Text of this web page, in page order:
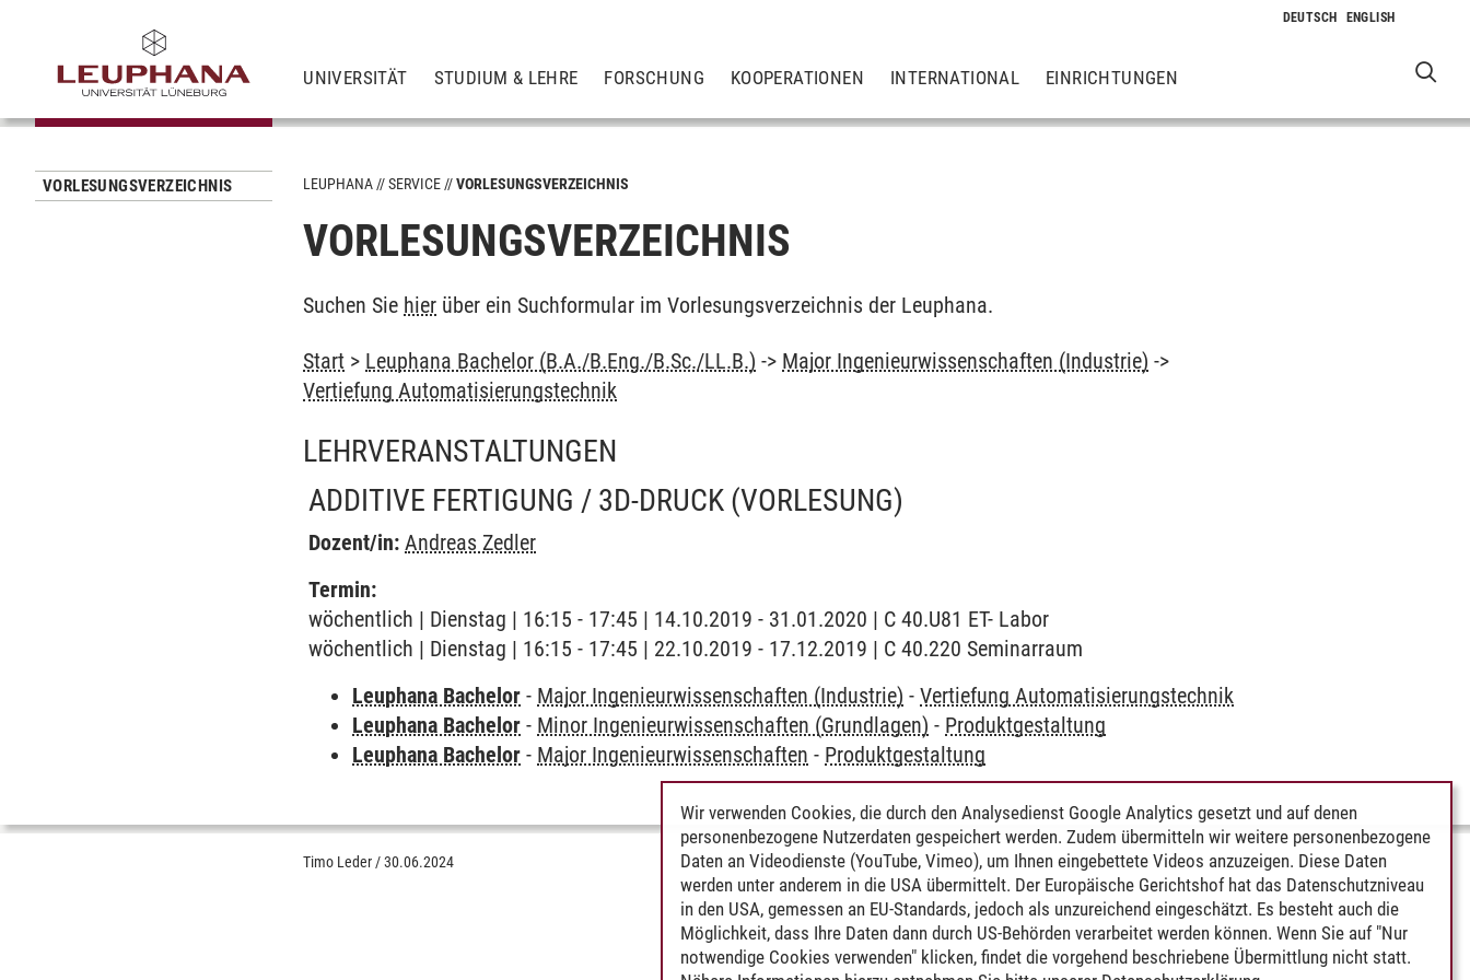
UNIVERSITÄT STUDIUM & LEHRE FORSCHUNG KOOPERATIONEN INTERNATIONAL EINRICHTUNGEN
VORLESUNGSVERZEICHNIS LEUPHANA SERVICE VORLESUNGSVERZEICHNIS
VORLESUNGSVERZEICHNIS
Suchen Sie hier über ein Suchformular im Vorlesungsverzeichnis der Leuphana.
Start > Leuphana Bachelor (B.A./B.Eng./B.Sc./LL.B.) -> Major Ingenieurwissenschaften (Industrie) ->
Vertiefung Automatisierungstechnik
LEHRVERANSTALTUNGEN
ADDITIVE FERTIGUNG / 3D-DRUCK (VORLESUNG)
Dozent/in: Andreas Zedler
Termin:
wöchentlich | Dienstag | 16:15 - 17:45 | 14.10.2019 - 31.01.2020 | C 40.U81 ET- Labor
wöchentlich | Dienstag | 16:15 - 17:45 | 22.10.2019 - 17.12.2019 | C 40.220 Seminarraum
Leuphana Bachelor - Major Ingenieurwissenschaften (Industrie) -Vertiefung Automatisierungstechnik
Leuphana Bachelor - Minor Ingenieurwissenschaften (Grundlagen) - Produktgestaltung
Leuphana Bachelor - Major Ingenieurwissenschaften - Produktgestaltung
Timo Leder /30.06.2024
Wir verwenden Cookies, die durch den Analysedienst Google Analytics gesetzt und auf denen
personenbezogene Nutzerdaten gespeichert werden. Zudem übermitteln wir weitere personenbezogene
Daten an Videodienste (YouTube, Vimeo), um Ihnen eingebettete Videos anzuzeigen. Diese Daten
werden unter anderem in die USA übermittelt. Der Europäische Gerichtshof hat das Datenschutzniveau
in den USA, gemessen an EU-Standards, jedoch als unzureichend eingeschätzt. Es besteht auch die
Möglichkeit, dass Ihre Daten dann durch US-Behörden verarbeitet werden können. Wenn Sie auf "Nur
notwendige Cookies verwenden" klicken, findet die vorgehend beschriebene Übermittlung nicht statt.